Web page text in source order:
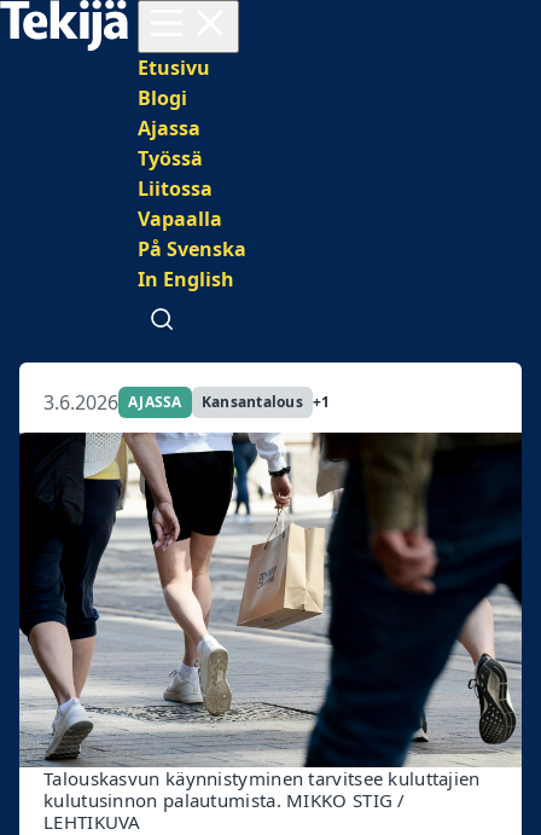
Päävalikko
Etusivu
Blogi
Ajassa
Työssä
Liitossa
Vapaalla
På Svenska
In English
Avaa haku
3.6.2026 AJASSA Kansantalous +1
Talouskasvun käynnistyminen tarvitsee kuluttajien
kulutusinnon palautumista. MIKKO STIG /
LEHTIKUVA